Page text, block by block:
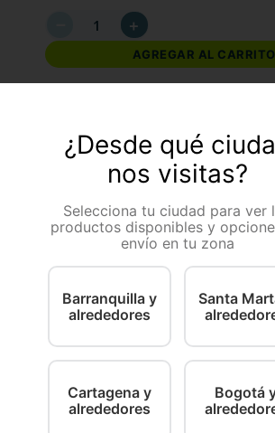
＋
AGREGAR AL CARRITO
Adicional
para perros adultos chunky con
viene del pollo y es un
¿Desde qué
nos visitas?
Selecciona tu ciudad para ver
productos disponibles y
envío en tu zona
Barranquilla y
alrededores
Santa
Cartagena y
alrededores
Bogotá